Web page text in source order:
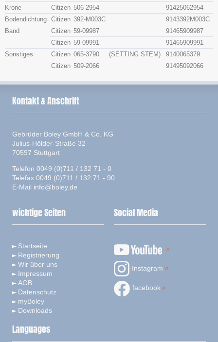
Krone
Citizen 506-2954
91425062954
Bodendichtung Citizen 392-M003C
9143392M003C
Band
Citizen 59-09987
91465909987
Citizen 59-09991
91465909991
Sonstiges
Citizen 065-3790 (SETTING STEM)
9140065379
Citizen 509-2066 91495092066
Kontakt & Anschrift
Gebrüder Boley GmbH & Co. KG
Julius-Hölder-Straße 32
70597 Stuttgart
Telefon 0049 (0)711 / 132 71 - 0
Telefax 0049 (0)711 / 132 71 - 90
E-Mail info@boley.de
wichtige Seiten
Startseite
Registrierung
Wir über uns
Impressum
AGB
Datenschutz
myBoley
Downloads
Social Media
Instagram
facebook
Languages